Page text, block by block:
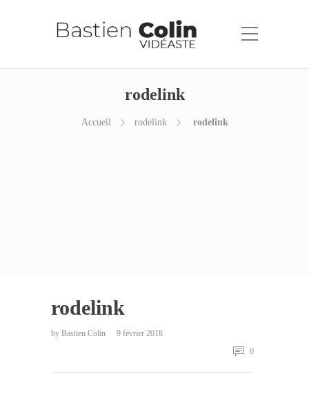
rodelink
Accueil rodelink rodelink
rodelink
by Bastien Colin
9 février 2018
0